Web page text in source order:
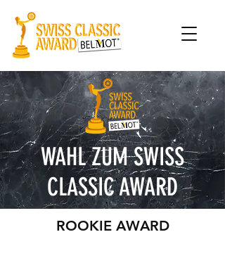
WAHL ZUM SWISS
CLASSIC AWARD
ROOKIE AWARD